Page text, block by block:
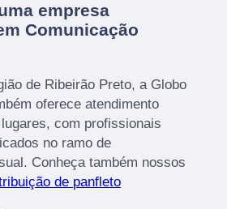
empresa
Comunicação
de Ribeirão Preto, a Globo
oferece atendimento
com profissionais
no ramo de
Conheça também nossos
de panfleto